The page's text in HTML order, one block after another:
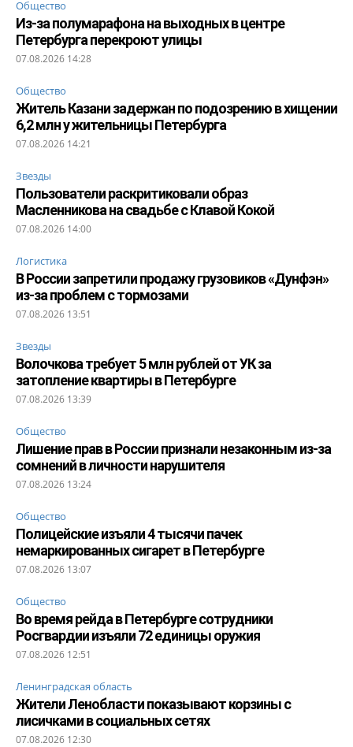
Общество
Из-за полумарафона на выходных в центре
Петербурга перекроют улицы
07.08.2026 14:28
Общество
Житель Казани задержан по подозрению в хищении
6,2 млн у жительницы Петербурга
07.08.2026 14:21
Звезды
Пользователи раскритиковали образ
Масленникова на свадьбе с Клавой Кокой
07.08.2026 14:00
Логистика
В России запретили продажу грузовиков «Дунфэн»
из-за проблем с тормозами
07.08.2026 13:51
Звезды
Волочкова требует 5 млн рублей от УК за
затопление квартиры в Петербурге
07.08.2026 13:39
Общество
Лишение прав в России признали незаконным из-за
сомнений в личности нарушителя
07.08.2026 13:24
Общество
Полицейские изъяли 4 тысячи пачек
немаркированных сигарет в Петербурге
07.08.2026 13:07
Общество
Во время рейда в Петербурге сотрудники
Росгвардии изъяли 72 единицы оружия
07.08.2026 12:51
Ленинградская область
Жители Ленобласти показывают корзины с
лисичками в социальных сетях
07.08.2026 12:30